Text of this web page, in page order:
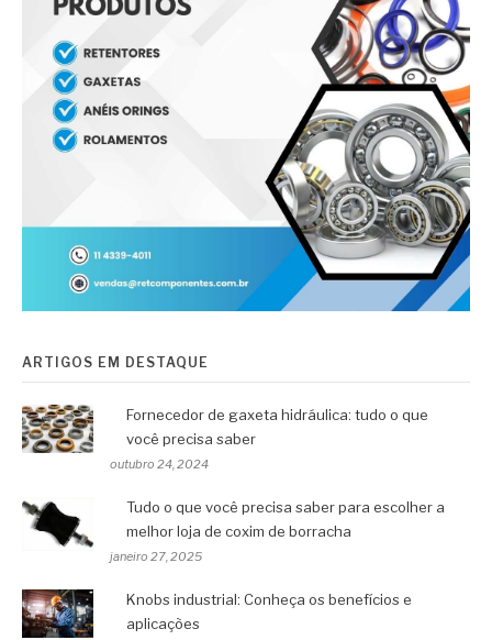
ARTIGOS EM DESTAQUE
Fornecedor de gaxeta hidráulica: tudo o que
você precisa saber
outubro 24, 2024
Tudo o que você precisa saber para escolher a
melhor loja de coxim de borracha
janeiro 27, 2025
Knobs industrial: Conheça os benefícios e
aplicações